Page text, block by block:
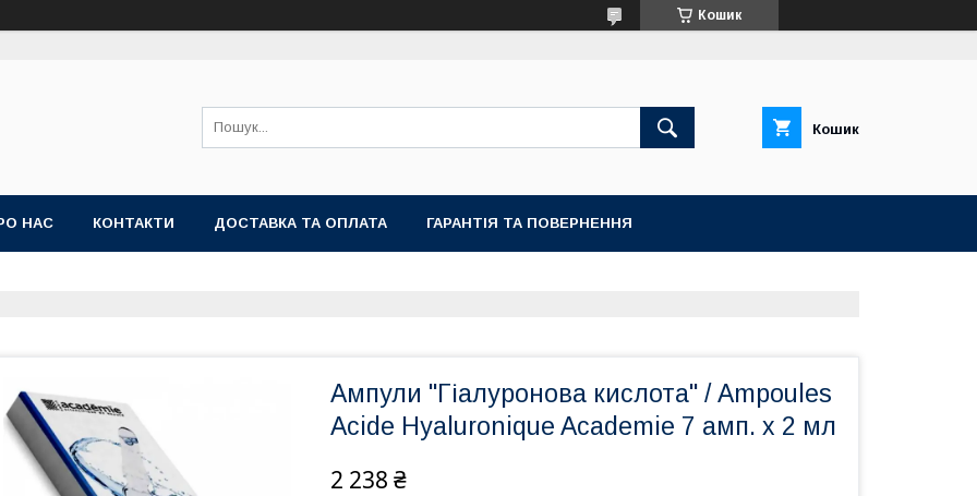
Кошик
Кошик
НАС КОНТАКТИ ДОСТАВКА ТА ОПЛАТА ГАРАНТІЯ ТА ПОВЕРНЕННЯ
Ампули "Гіалуронова кислота" / Ampoules
Acide Hyaluronique Academie 7 амп. х 2 мл
2 238 ₴